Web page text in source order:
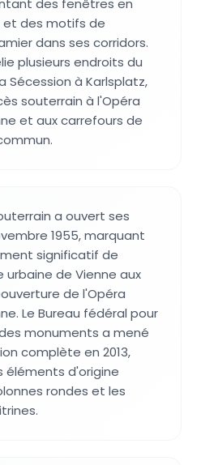
des fenêtres en
et des motifs de
dans ses corridors.
plusieurs endroits du
Sécession à Karlsplatz,
souterrain à l'Opéra
et aux carrefours de
a ouvert ses
1955, marquant
significatif de
urbaine de Vienne aux
de l'Opéra
Le Bureau fédéral pour
monuments a mené
complète en 2013,
éléments d'origine
rondes et les